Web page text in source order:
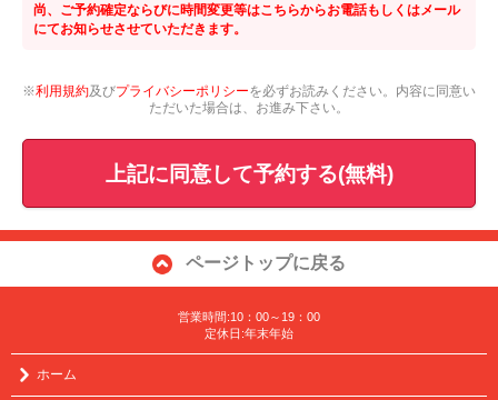
尚、ご予約確定ならびに時間変更等はこちらからお電話もしくはメール
にてお知らせさせていただきます。
※利用規約及びプライバシーポリシーを必ずお読みください。内容に同意い
ただいた場合は、お進み下さい。
上記に同意して予約する(無料)
ページトップに戻る
営業時間:10：00～19：00
定休日:年末年始
ホーム